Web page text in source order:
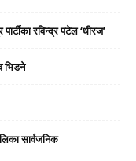
रविन्द्र पटेल ‘धीरज’
भिडने
सार्वजनिक